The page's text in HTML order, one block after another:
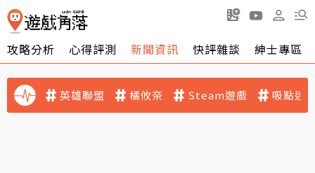
攻略分析 心得評測 新聞資訊 快評雜談 紳士專區
英雄聯盟 橘攸奈 Steam遊戲 吸點迷